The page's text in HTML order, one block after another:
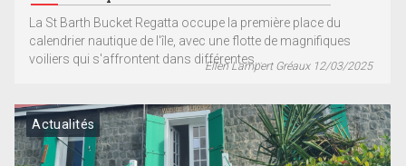
La St Barth Bucket Regatta occupe la première place du
calendrier nautique de l'île, avec une flotte de magnifiques
voiliers qui s'affrontent dans différentes...Ellen Lampert Gréaux 12/03/2025
Actualités